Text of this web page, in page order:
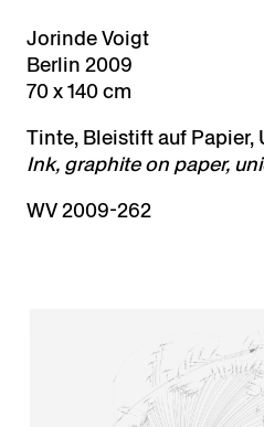
Jorinde Voigt
Berlin 2009
70 x 140 cm
Tinte, Bleistift auf Papier,
Ink, graphite on paper,
WV 2009-262